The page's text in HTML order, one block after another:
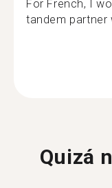
For French, I
tandem partner
Quizá